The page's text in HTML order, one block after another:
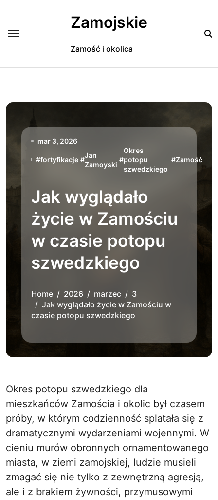
Zamojskie
Zamość i okolica
mar 3, 2026
#fortyfikacje #
Jan
Zamoyski
#
Okres
potopu
szwedzkiego
#Zamość
Jak wyglądało
życie w Zamościu
w czasie potopu
szwedzkiego
Home 2026 marzec
3
Jak wyglądało życie w Zamościu w
czasie potopu szwedzkiego
Okres potopu szwedzkiego dla
mieszkańców Zamościa i okolic był czasem
próby, w którym codzienność splatała się z
dramatycznymi wydarzeniami wojennymi. W
cieniu murów obronnych ornamentowanego
miasta, w ziemi zamojskiej, ludzie musieli
zmagać się nie tylko z zewnętrzną agresją,
ale i z brakiem żywności, przymusowymi